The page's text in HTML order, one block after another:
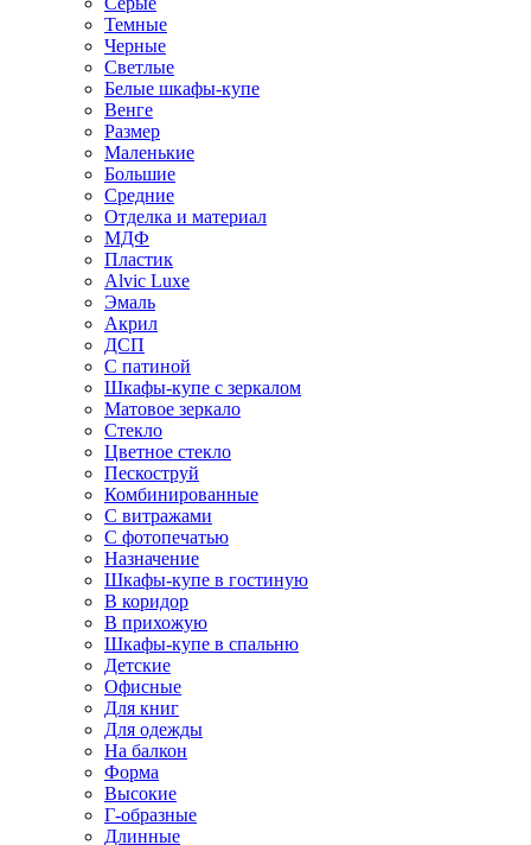
Темные
Черные
Светлые
Белые шкафы-купе
Венге
Размер
Маленькие
Большие
Средние
Отделка и материал
МДФ
Пластик
Alvic Luxe
Эмаль
Акрил
ДСП
С патиной
Шкафы-купе с зеркалом
Матовое зеркало
Стекло
Цветное стекло
Пескоструй
Комбинированные
С витражами
С фотопечатью
Назначение
Шкафы-купе в гостиную
В коридор
В прихожую
Шкафы-купе в спальню
Детские
Офисные
Для книг
Для одежды
На балкон
Форма
Высокие
Г-образные
Длинные